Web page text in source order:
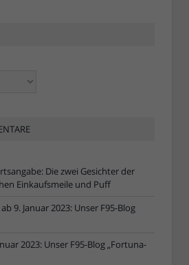
Die zwei Gesichter der
Einkaufsmeile und Puff
9. Januar 2023: Unser F95-Blog
2023: Unser F95-Blog „Fortuna-